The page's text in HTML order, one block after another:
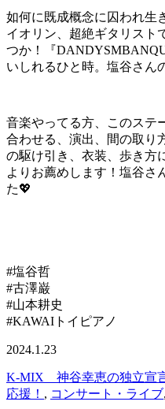
如何に既成概念に囚われ
イオリン、超絶ギタリスト
つか！『
いしれるひと時。塩谷さん
音楽やってる方、このステ
合わせる、演出、間の取り
の駆け引き、衣装、歩き方
よりお薦めします！塩谷さ
た💖
#塩谷哲
#古澤巌
#山本耕史
#KAWAIトイピアノ
2024.1.23
K-MIX 神谷幸恵の独立宣
応援！ , コンサート・ライブ,